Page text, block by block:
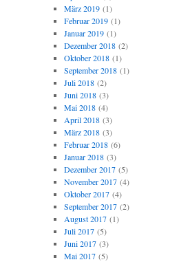
März 2019(1)
Februar 2019(1)
Januar 2019(1)
Dezember 2018(2)
Oktober 2018(1)
September 2018(1)
Juli 2018(2)
Juni 2018(3)
Mai 2018(4)
April 2018(3)
März 2018(3)
Februar 2018(6)
Januar 2018(3)
Dezember 2017(5)
November 2017(4)
Oktober 2017(4)
September 2017(2)
August 2017(1)
Juli 2017(5)
Juni 2017(3)
Mai 2017(5)